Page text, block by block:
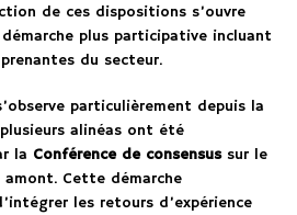
de ces dispositions s’ouvre
plus participative incluant
du secteur.
particulièrement depuis la
alinéas ont été
la Conférence de consensussur le
Cette démarche
les retours d’expérience